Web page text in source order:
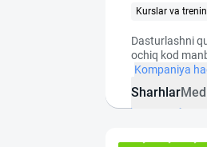
Kurslar va
Dasturlashni
ochiq kod
Kompaniya
Sharhlar